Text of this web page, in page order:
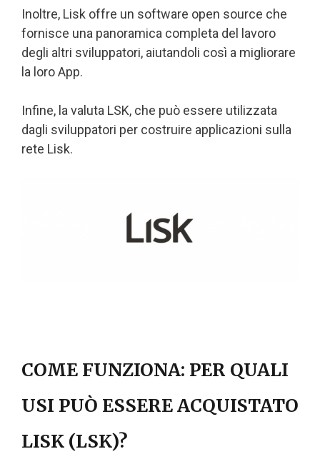
Inoltre, Lisk offre un software open source che
fornisce una panoramica completa del lavoro
degli altri sviluppatori, aiutandoli così a migliorare
la loro App.
Infine, la valuta LSK, che può essere utilizzata
dagli sviluppatori per costruire applicazioni sulla
rete Lisk.
COME FUNZIONA: PER QUALI
USI PUÒ ESSERE ACQUISTATO
LISK (LSK)?